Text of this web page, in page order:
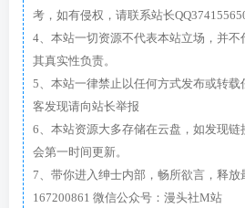
考，如有侵权，请联系站长
4、本站一切资源不代表本站立场，并
其真实性负责。
5、本站一律禁止以任何方式发布或转
客发现请向站长举报
6、本站资源大多存储在云盘，如发现链
会第一时间更新。
7、带你进入绅士内部，畅所欲言，释放
167200861 微信公众号：漫头社M站